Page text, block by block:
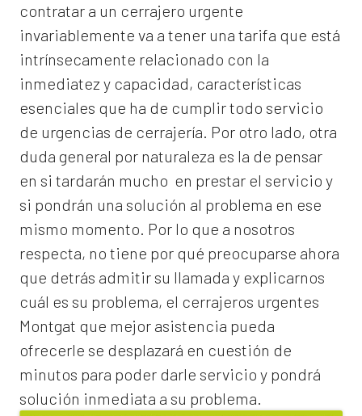
contratar a un cerrajero urgente
invariablemente va a tener una tarifa que está
intrínsecamente relacionado con la
inmediatez y capacidad, características
esenciales que ha de cumplir todo servicio
de urgencias de cerrajería. Por otro lado, otra
duda general por naturaleza es la de pensar
en si tardarán mucho en prestar el servicio y
si pondrán una solución al problema en ese
mismo momento. Por lo que a nosotros
respecta, no tiene por qué preocuparse ahora
que detrás admitir su llamada y explicarnos
cuál es su problema, el cerrajeros urgentes
Montgat que mejor asistencia pueda
ofrecerle se desplazará en cuestión de
minutos para poder darle servicio y pondrá
solución inmediata a su problema.